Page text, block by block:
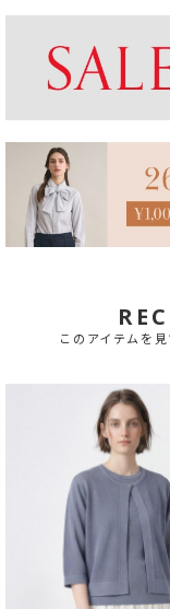
このアイテムを